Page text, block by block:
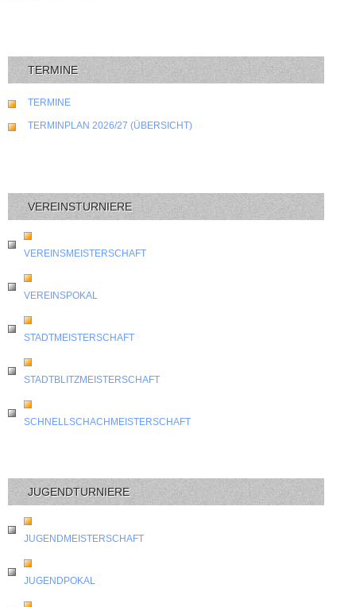
TERMINE
TERMINE
TERMINPLAN 2026/27 (ÜBERSICHT)
VEREINSTURNIERE
VEREINSMEISTERSCHAFT
VEREINSPOKAL
STADTMEISTERSCHAFT
STADTBLITZMEISTERSCHAFT
SCHNELLSCHACHMEISTERSCHAFT
JUGENDTURNIERE
JUGENDMEISTERSCHAFT
JUGENDPOKAL